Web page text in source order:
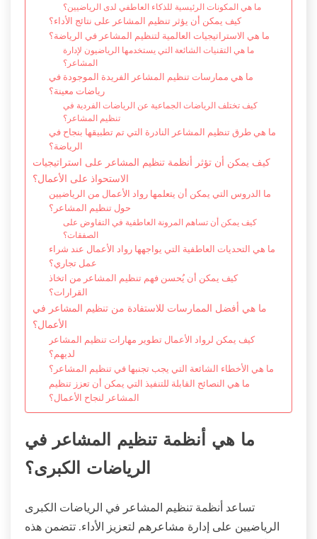
ما هي المكونات الرئيسية للذكاء العاطفي لدى الرياضيين؟
كيف يمكن أن يؤثر تنظيم المشاعر على نتائج الأداء؟
ما هي الاستراتيجيات العالمية لتنظيم المشاعر في الرياضة؟
ما هي التقنيات الشائعة التي يستخدمها الرياضيون لإدارة
المشاعر؟
ما هي ممارسات تنظيم المشاعر الفريدة الموجودة في
رياضات معينة؟
كيف تختلف الرياضات الجماعية عن الرياضات الفردية في
تنظيم المشاعر؟
ما هي طرق تنظيم المشاعر النادرة التي تم تطبيقها بنجاح في
الرياضة؟
كيف يمكن أن تؤثر أنظمة تنظيم المشاعر على استراتيجيات
الاستحواذ على الأعمال؟
ما الدروس التي يمكن أن يتعلمها رواد الأعمال من الرياضيين
حول تنظيم المشاعر؟
كيف يمكن أن تساهم المرونة العاطفية في التفاوض على
الصفقات؟
ما هي التحديات العاطفية التي يواجهها رواد الأعمال عند شراء
عمل تجاري؟
كيف يمكن أن يُحسن فهم تنظيم المشاعر من اتخاذ
القرارات؟
ما هي أفضل الممارسات للاستفادة من تنظيم المشاعر في
الأعمال؟
كيف يمكن لرواد الأعمال تطوير مهارات تنظيم المشاعر
لديهم؟
ما هي الأخطاء الشائعة التي يجب تجنبها في تنظيم المشاعر؟
ما هي النصائح القابلة للتنفيذ التي يمكن أن تعزز تنظيم
المشاعر لنجاح الأعمال؟
ما هي أنظمة تنظيم المشاعر في
الرياضات الكبرى؟
تساعد أنظمة تنظيم المشاعر في الرياضات الكبرى
الرياضيين على إدارة مشاعرهم لتعزيز الأداء. تتضمن هذه